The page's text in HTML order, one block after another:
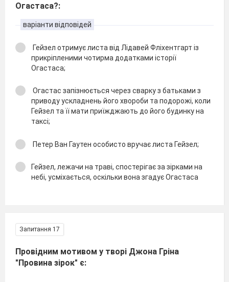
Огастаса?:
варіанти відповідей
Гейзел отримує листа від Лідавей Фліхентгарт із
прикріпленими чотирма додатками історії
Огастаса;
Огастас запізнюється через сварку з батьками з
приводу ускладнень його хвороби та подорожі, коли
Гейзел та її мати приїжджають до його будинку на
таксі;
Петер Ван Гаутен особисто вручає листа Гейзел;
Гейзел, лежачи на траві, спостерігає за зірками на
небі, усміхається, оскільки вона згадує Огастаса
Запитання 17
Провідним мотивом у творі Джона Гріна
"Провина зірок" є: